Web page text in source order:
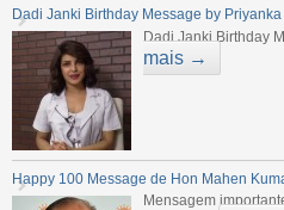
Dadi Janki Birthday Message by
Dadi Janki Birthday
mais →
Happy 100 Message de Hon Mahen
Mensagem